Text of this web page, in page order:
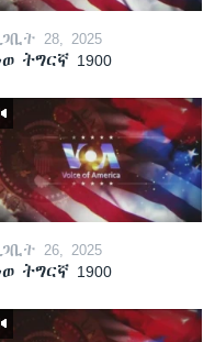
28, 2025
ትግርኛ 1900
26, 2025
ትግርኛ 1900